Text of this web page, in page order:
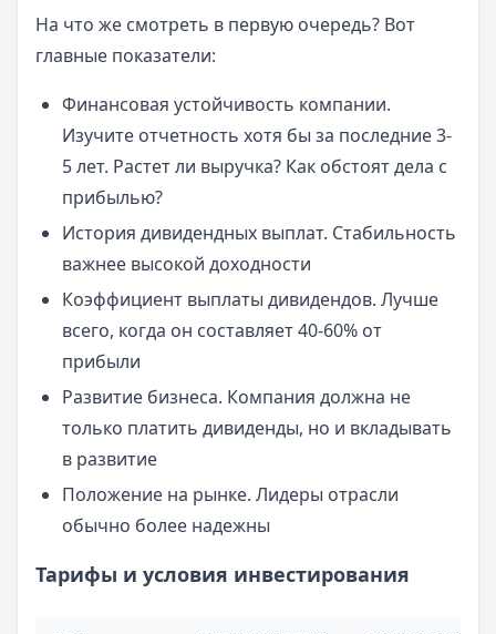
На что же смотреть в первую очередь? Вот
главные показатели:
Финансовая устойчивость компании.
Изучите отчетность хотя бы за последние 3-
5 лет. Растет ли выручка? Как обстоят дела с
прибылью?
История дивидендных выплат. Стабильность
важнее высокой доходности
Коэффициент выплаты дивидендов. Лучше
всего, когда он составляет 40-60% от
прибыли
Развитие бизнеса. Компания должна не
только платить дивиденды, но и вкладывать
в развитие
Положение на рынке. Лидеры отрасли
обычно более надежны
Тарифы и условия инвестирования